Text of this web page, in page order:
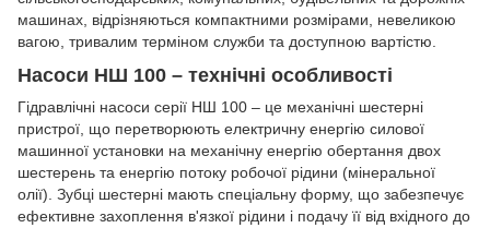
машинах, відрізняються компактними розмірами, невеликою
вагою, тривалим терміном служби та доступною вартістю.
Насоси НШ 100 – технічні особливості
Гідравлічні насоси серії НШ 100 – це механічні шестерні
пристрої, що перетворюють електричну енергію силової
машинної установки на механічну енергію обертання двох
шестерень та енергію потоку робочої рідини (мінеральної
олії). Зубці шестерні мають спеціальну форму, що забезпечує
ефективне захоплення в'язкої рідини і подачу її від вхідного до